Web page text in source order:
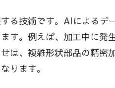
る技術です。AIによるデ
。例えば、加工中に発
は、複雑形状部品の精密
ります。